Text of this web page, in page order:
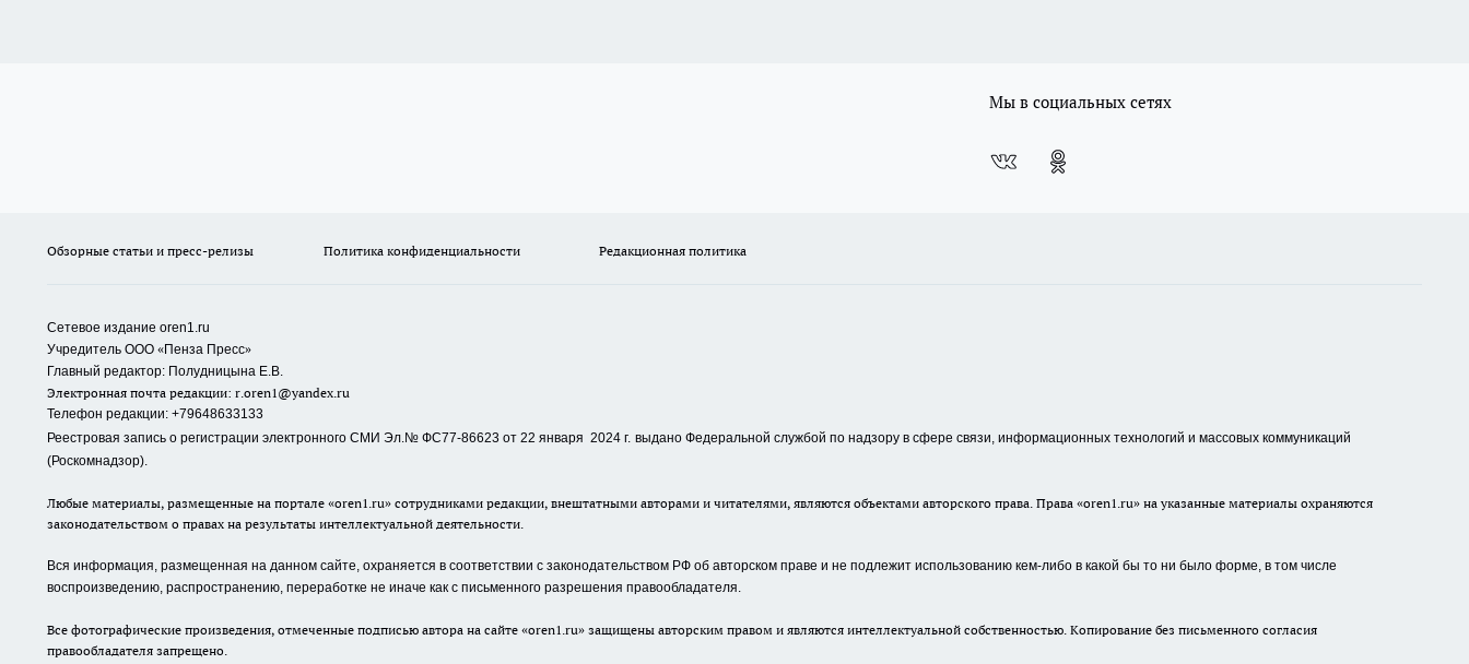
Мы в социальных сетях
Обзорные статьи и пресс-релизы Политика конфиденциальности Редакционная политика
Сетевое издание oren1.ru
Учредитель ООО «Пенза Пресс»
Главный редактор: Полудницына Е.В.
Электронная почта редакции: r.oren1@yandex.ru
Телефон редакции: +79648633133
Реестровая запись о регистрации электронного СМИ Эл.№ ФС77-86623 от 22 января 2024 г. выдано Федеральной службой по надзору в сфере связи, информационных технологий и массовых коммуникаций
(Роскомнадзор).
Любые материалы, размещенные на портале «oren1.ru» сотрудниками редакции, внештатными авторами и читателями, являются объектами авторского права. Права «oren1.ru» на указанные материалы охраняются
законодательством о правах на результаты интеллектуальной деятельности.
Вся информация, размещенная на данном сайте, охраняется в соответствии с законодательством РФ об авторском праве и не подлежит использованию кем-либо в какой бы то ни было форме, в том числе
воспроизведению, распространению, переработке не иначе как с письменного разрешения правообладателя.
Все фотографические произведения, отмеченные подписью автора на сайте «oren1.ru» защищены авторским правом и являются интеллектуальной собственностью. Копирование без письменного согласия
правообладателя запрещено.